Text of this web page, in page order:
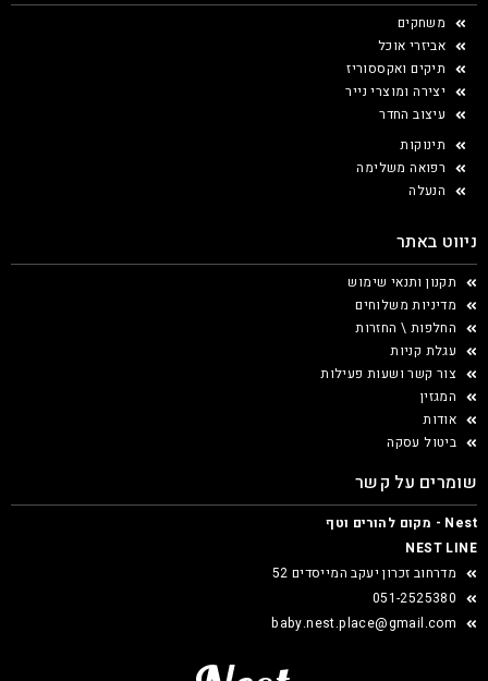
משחקים
אביזרי אוכל
תיקים ואקססוריז
יצירה ומוצרי נייר
עיצוב החדר
תינוקות
רפואה משלימה
הנעלה
ניווט באתר
תקנון ותנאי שימוש
מדיניות משלוחים
החלפות \ החזרות
עגלת קניות
צור קשר ושעות פעילות
המגזין
אודות
ביטול עסקה
שומרים על קשר
Nest - מקום להורים וטף
NEST LINE
מדרחוב זכרון יעקב המייסדים 52
051-2525380
baby.nest.place@gmail.com